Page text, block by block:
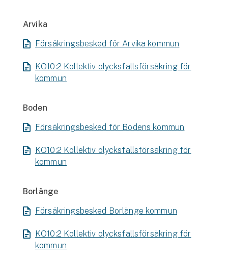
Gruppförsäkringar
Försäkring via förmedlare
Arvika
Försäkringsbesked för Arvika kommun
KO10:2 Kollektiv olycksfallsförsäkring för
kommun
Boden
Försäkringsbesked för Bodens kommun
KO10:2 Kollektiv olycksfallsförsäkring för
kommun
Borlänge
Försäkringsbesked Borlänge kommun
KO10:2 Kollektiv olycksfallsförsäkring för
kommun